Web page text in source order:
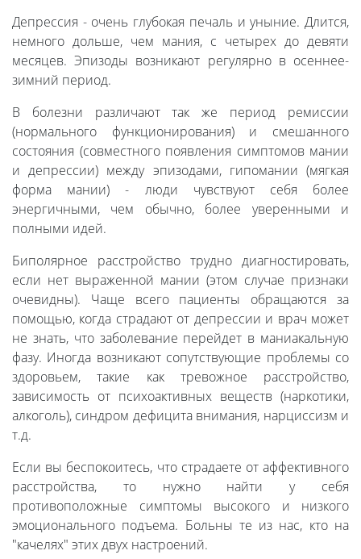
Депрессия - очень глубокая печаль и уныние. Длится,
немного дольше, чем мания, с четырех до девяти
месяцев. Эпизоды возникают регулярно в осеннее-
зимний период.
В болезни различают так же период ремиссии
(нормального функционирования) и смешанного
состояния (совместного появления симптомов мании
и депрессии) между эпизодами, гипомании (мягкая
форма мании) - люди чувствуют себя более
энергичными, чем обычно, более уверенными и
полными идей.
Биполярное расстройство трудно диагностировать,
если нет выраженной мании (этом случае признаки
очевидны). Чаще всего пациенты обращаются за
помощью, когда страдают от депрессии и врач может
не знать, что заболевание перейдет в маниакальную
фазу. Иногда возникают сопутствующие проблемы со
здоровьем, такие как тревожное расстройство,
зависимость от психоактивных веществ (наркотики,
алкоголь), синдром дефицита внимания, нарциссизм и
т.д.
Если вы беспокоитесь, что страдаете от аффективного
расстройства, то нужно найти у себя
противоположные симптомы высокого и низкого
эмоционального подъема. Больны те из нас, кто на
"качелях" этих двух настроений.